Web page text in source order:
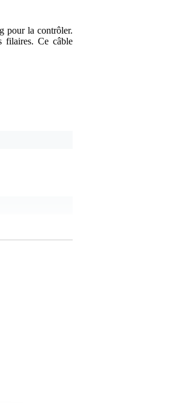
pour la contrôler.
filaires. Ce câble